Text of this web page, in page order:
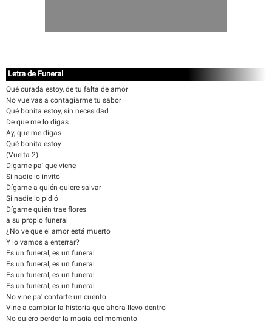
Letra de Funeral
Qué curada estoy, de tu falta de amor
No vuelvas a contagiarme tu sabor
Qué bonita estoy, sin necesidad
De que me lo digas
Ay, que me digas
Qué bonita estoy
(Vuelta 2)
Dígame pa' que viene
Si nadie lo invitó
Dígame a quién quiere salvar
Si nadie lo pidió
Dígame quién trae flores
a su propio funeral
¿No ve que el amor está muerto
Y lo vamos a enterrar?
Es un funeral, es un funeral
Es un funeral, es un funeral
Es un funeral, es un funeral
Es un funeral, es un funeral
No vine pa' contarte un cuento
Vine a cambiar la historia que ahora llevo dentro
No quiero perder la magia del momento